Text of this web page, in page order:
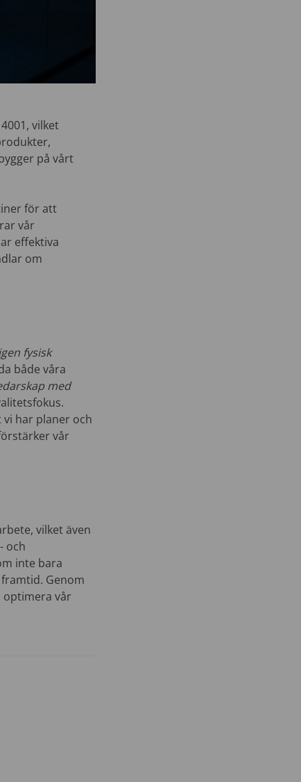
vilket
på vårt
för att
vår
effektiva
om
fysisk
både våra
med
vi har planer och
vår
vilket även
och
inte bara
Genom
optimera vår